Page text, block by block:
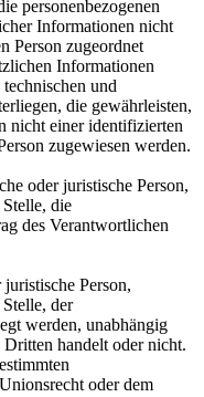
personenbezogenen
Informationen nicht
Person zugeordnet
Informationen
und
die gewährleisten,
nicht einer identifizierten
zugewiesen werden.
oder juristische Person,
die
des Verantwortlichen
Person,
der
werden, unabhängig
handelt oder nicht.
oder dem